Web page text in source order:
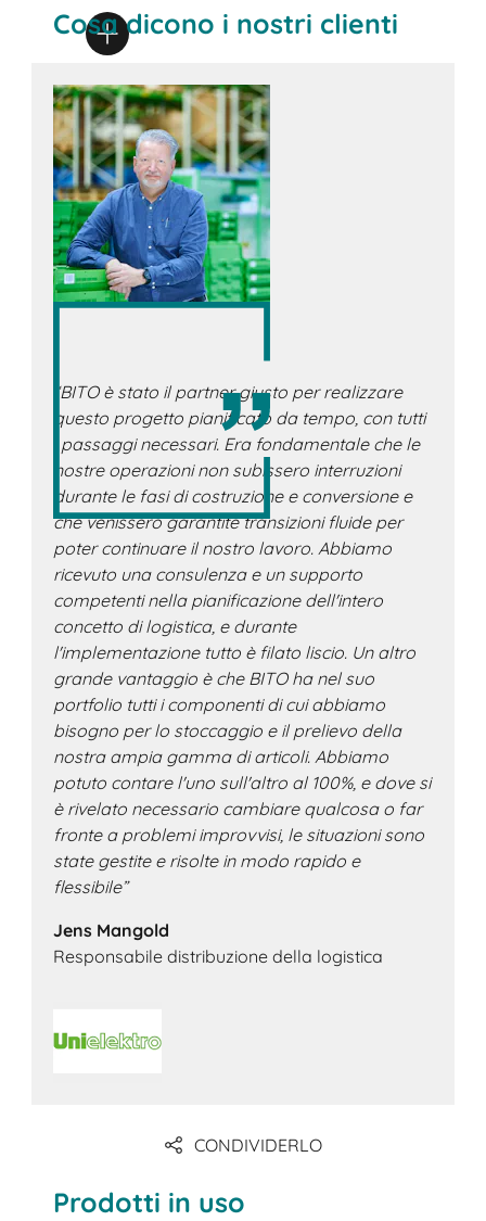
Cosa dicono i nostri clienti
“BITO è stato il partner giusto per realizzare
questo progetto pianificato da tempo, con tutti
i passaggi necessari. Era fondamentale che le
nostre operazioni non subissero interruzioni
durante le fasi di costruzione e conversione e
che venissero garantite transizioni fluide per
poter continuare il nostro lavoro. Abbiamo
ricevuto una consulenza e un supporto
competenti nella pianificazione dell'intero
concetto di logistica, e durante
l'implementazione tutto è filato liscio. Un altro
grande vantaggio è che BITO ha nel suo
portfolio tutti i componenti di cui abbiamo
bisogno per lo stoccaggio e il prelievo della
nostra ampia gamma di articoli. Abbiamo
potuto contare l'uno sull'altro al 100%, e dove si
è rivelato necessario cambiare qualcosa o far
fronte a problemi improvvisi, le situazioni sono
state gestite e risolte in modo rapido e
flessibile”
Jens Mangold
Responsabile distribuzione della logistica
CONDIVIDERLO
Prodotti in uso